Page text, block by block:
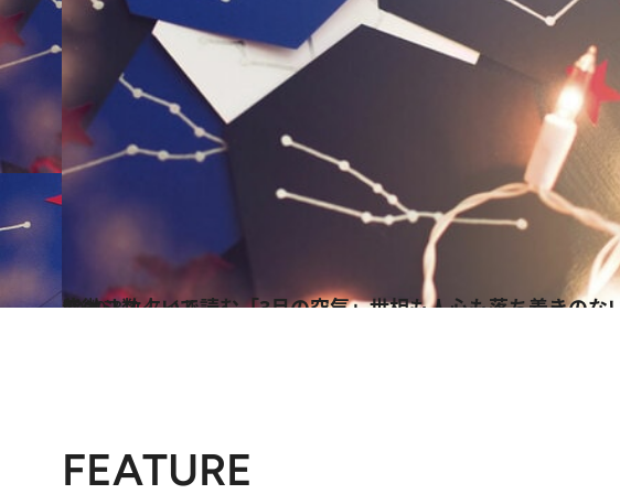
2020.3.1
紫微斗数占いで読む「3月の空気」世相も人心も落ち着きのないひと月に
ライフスタイル
FEATURE